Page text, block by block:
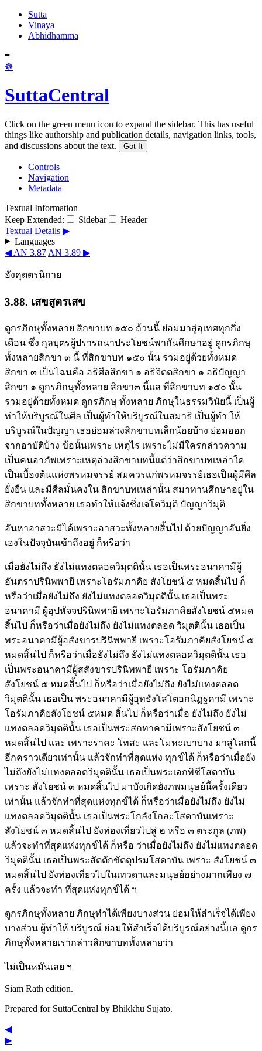
Sutta
Vinaya
Abhidhamma
≡
☸
SuttaCentral
Click on the green menu icon to expand the sidebar. This has useful
things like authorship and publication details, navigation links, tools,
and discussions about the text.
Got It
Controls
Navigation
Metadata
Textual Information
Keep Extended:
Sidebar
Header
Textual Details ▶
Languages
◀ AN 3.87 AN 3.89 ▶
อังคุตตรนิกาย
3.88. เสขสูตรเสข
ดูกรภิกษุทั้งหลาย สิกขาบท ๑๕๐ ถ้วนนี้ ย่อมมาสู่อุเทศทุกกึ่ง
เดือน ซึ่ง กุลบุตรผู้ปรารถนาประโยชน์พากันศึกษาอยู่ ดูกรภิกษุ
ทั้งหลายสิกขา ๓ นี้ ที่สิกขาบท ๑๕๐ นั้น รวมอยู่ด้วยทั้งหมด
สิกขา ๓ เป็นไฉนคือ อธิศีลสิกขา ๑ อธิจิตตสิกขา ๑ อธิปัญญา
สิกขา ๑ ดูกรภิกษุทั้งหลาย สิกขา๓ นี้แล ที่สิกขาบท ๑๕๐ นั้น
รวมอยู่ด้วยทั้งหมด ดูกรภิกษุ ทั้งหลาย ภิกษุในธรรมวินัยนี้ เป็นผู้
ทำให้บริบูรณ์ในศีล เป็นผู้ทำให้บริบูรณ์ในสมาธิ เป็นผู้ทำ ให้
บริบูรณ์ในปัญญา เธอย่อมล่วงสิกขาบทเล็กน้อยบ้าง ย่อมออก
จากอาบัติบ้าง ข้อนั้นเพราะ เหตุไร เพราะไม่มีใครกล่าวความ
เป็นคนอาภัพเพราะเหตุล่วงสิกขาบทนี้แต่ว่าสิกขาบทเหล่าใด
เป็นเบื้องต้นแห่งพรหมจรรย์ สมควรแก่พรหมจรรย์เธอเป็นผู้มีศีล
ยั่งยืน และมีศีลมั่นคงใน สิกขาบทเหล่านั้น สมาทานศึกษาอยู่ใน
สิกขาบททั้งหลาย เธอทำให้แจ้งซึ่งเจโตวิมุติ ปัญญาวิมุติ
อันหาอาสวะมิได้เพราะอาสวะทั้งหลายสิ้นไป ด้วยปัญญาอันยิ่ง
เองในปัจจุบันเข้าถึงอยู่ ก็หรือว่า
เมื่อยังไม่ถึง ยังไม่แทงตลอดวิมุตตินั้น เธอเป็นพระอนาคามีผู้
อันตราปรินิพพายี เพราะโอรัมภาคิย สังโยชน์ ๕ หมดสิ้นไป ก็
หรือว่าเมื่อยังไม่ถึง ยังไม่แทงตลอดวิมุตตินั้น เธอเป็นพระ
อนาคามี ผู้อุปหัจจปรินิพพายี เพราะโอรัมภาคิยสังโยชน์ ๕หมด
สิ้นไป ก็หรือว่าเมื่อยังไม่ถึง ยังไม่แทงตลอด วิมุตตินั้น เธอเป็น
พระอนาคามีผู้อสังขารปรินิพพายี เพราะโอรัมภาคิยสังโยชน์ ๕
หมดสิ้นไป ก็หรือว่าเมื่อยังไม่ถึง ยังไม่แทงตลอดวิมุตตินั้น เธอ
เป็นพระอนาคามีผู้สสังขารปรินิพพายี เพราะ โอรัมภาคิย
สังโยชน์ ๕ หมดสิ้นไป ก็หรือว่าเมื่อยังไม่ถึง ยังไม่แทงตลอด
วิมุตตินั้น เธอเป็น พระอนาคามีผู้อุทธังโสโตอกนิฏฐคามี เพราะ
โอรัมภาคิยสังโยชน์ ๕หมด สิ้นไป ก็หรือว่าเมื่อ ยังไม่ถึง ยังไม่
แทงตลอดวิมุตตินั้น เธอเป็นพระสกทาคามีเพราะสังโยชน์ ๓
หมดสิ้นไป และ เพราะราคะ โทสะ และโมหะเบาบาง มาสู่โลกนี้
อีกคราวเดียวเท่านั้น แล้วจักทำที่สุดแห่ง ทุกข์ได้ ก็หรือว่าเมื่อยัง
ไม่ถึงยังไม่แทงตลอดวิมุตตินั้น เธอเป็นพระเอกพิชีโสดาบัน
เพราะ สังโยชน์ ๓ หมดสิ้นไป มาบังเกิดยังภพมนุษย์นี้ครั้งเดียว
เท่านั้น แล้วจักทำที่สุดแห่งทุกข์ได้ ก็หรือว่าเมื่อยังไม่ถึง ยังไม่
แทงตลอดวิมุตตินั้น เธอเป็นพระโกลังโกละโสดาบันเพราะ
สังโยชน์ ๓ หมดสิ้นไป ยังท่องเที่ยวไปสู่ ๒ หรือ ๓ ตระกูล (ภพ)
แล้วจะทำที่สุดแห่งทุกข์ได้ ก็หรือ ว่าเมื่อยังไม่ถึง ยังไม่แทงตลอด
วิมุตตินั้น เธอเป็นพระสัตตักขัตตุปรมโสดาบัน เพราะ สังโยชน์ ๓
หมดสิ้นไป ยังท่องเที่ยวไปในเทวดาและมนุษย์อย่างมากเพียง ๗
ครั้ง แล้วจะทำ ที่สุดแห่งทุกข์ได้ ฯ
ดูกรภิกษุทั้งหลาย ภิกษุทำได้เพียงบางส่วน ย่อมให้สำเร็จได้เพียง
บางส่วน ผู้ทำให้ บริบูรณ์ ย่อมให้สำเร็จได้บริบูรณ์อย่างนี้แล ดูกร
ภิกษุทั้งหลายเรากล่าวสิกขาบททั้งหลายว่า
ไม่เป็นหมันเลย ฯ
Siam Rath edition.
Prepared for SuttaCentral by Bhikkhu Sujato.
◀
▶